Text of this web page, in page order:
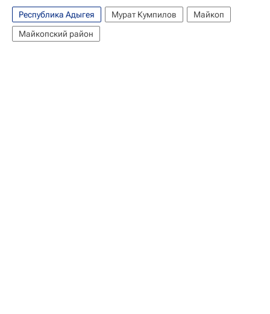
Республика Адыгея Мурат Кумпилов
Майкоп
Майкопский район